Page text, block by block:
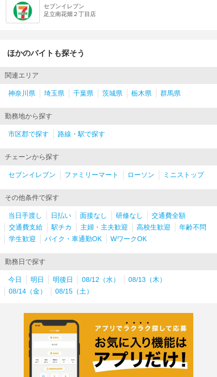
セブンイレブン
足立南花畑２丁目店
ほかのバイトも探そう
関連エリア
神奈川県 埼玉県 千葉県 茨城県 栃木県 群馬県
勤務地から探す
市区郡で探す 路線・駅で探す
チェーンから探す
セブンイレブン ファミリーマート ローソン ミニストップ
その他条件で探す
当日手渡し 日払い 面接なし 研修なし
交通費全額
交通費支給
駅チカ 主婦・主夫歓迎 高校生歓迎
年齢不問
学生歓迎
バイク・車通勤OK WワークOK
勤務日で探す
今日 明日 明後日 08/12（水）
08/13（木）
08/14（金）
08/15（土）